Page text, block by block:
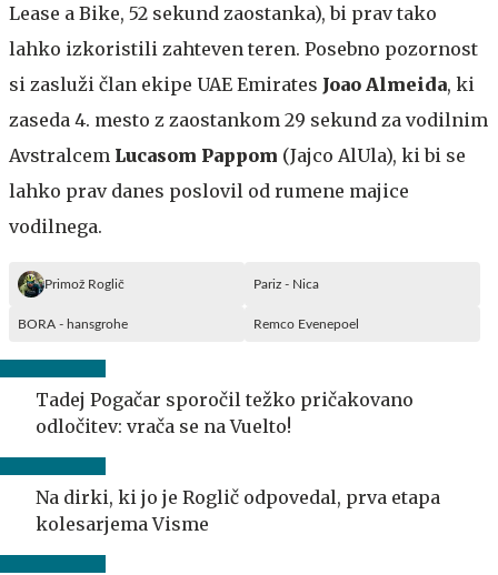
Lease a Bike, 52 sekund zaostanka), bi prav tako
lahko izkoristili zahteven teren. Posebno pozornost
si zasluži član ekipe UAE Emirates Joao Almeida, ki
zaseda 4. mesto z zaostankom 29 sekund za vodilnim
Avstralcem Lucasom Pappom (Jajco AlUla), ki bi se
lahko prav danes poslovil od rumene majice
vodilnega.
Primož Roglič Pariz - Nica
BORA - hansgrohe Remco Evenepoel
Tadej Pogačar sporočil težko pričakovano
odločitev: vrača se na Vuelto!
Na dirki, ki jo je Roglič odpovedal, prva etapa
kolesarjema Visme